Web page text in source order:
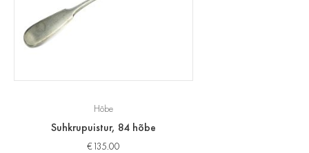
Hõbe
Suhkrupuistur, 84 hõbe
€135.00